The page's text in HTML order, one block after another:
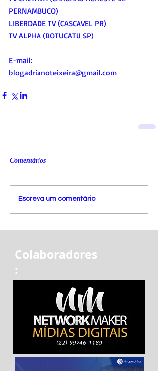
PERNAMBUCO)
LIBERDADE TV (CASCAVEL PR)
TV ALPHA (BOTUCATU SP)
E-mail:
blogadrianoteixeira@gmail.com
Comentários
Escreva um comentário
Colaboradores
: